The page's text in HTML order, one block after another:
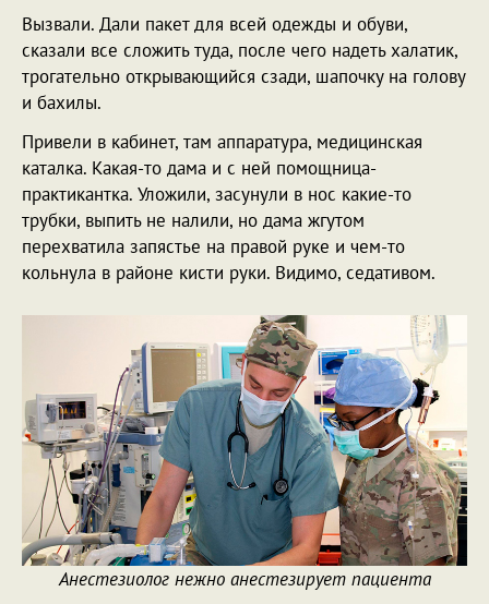
Вызвали. Дали пакет для всей одежды и обуви,
сказали все сложить туда, после чего надеть халатик,
трогательно открывающийся сзади, шапочку на голову
и бахилы.
Привели в кабинет, там аппаратура, медицинская
каталка. Какая-то дама и с ней помощница-
практикантка. Уложили, засунули в нос какие-то
трубки, выпить не налили, но дама жгутом
перехватила запястье на правой руке и чем-то
кольнула в районе кисти руки. Видимо, седативом.
Анестезиолог нежно анестезирует пациента